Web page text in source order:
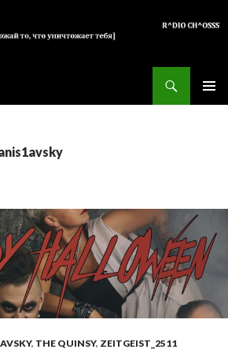
, THE QUINSY, ZEITGEIST_2511